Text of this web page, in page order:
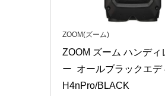
ZOOM(ズーム)
ZOOM ズーム ハンディ
ー  オールブラックエデ
H4nPro/BLACK